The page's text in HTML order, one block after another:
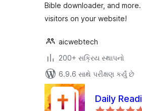
Bible downloader, and
visitors on your website!
aicwebtech
200+ સક્રિય સ્થાપનો
6.9.6 સાથે પરીક્ષણ કર્યું છે
Daily